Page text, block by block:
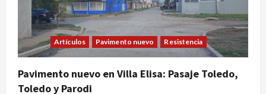
Artículos Pavimento nuevo Resistencia
Pavimento nuevo en Villa Elisa: Pasaje Toledo,
Toledo y Parodi